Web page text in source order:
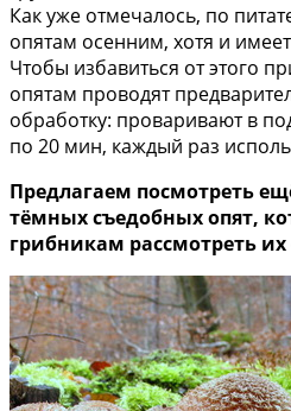
Как уже отмечалось, по
опятам осенним, хотя и
Чтобы избавиться от этого
опятам проводят
обработку: проваривают в
по 20 мин, каждый раз
Предлагаем посмотреть
тёмных съедобных опят,
грибникам рассмотреть их